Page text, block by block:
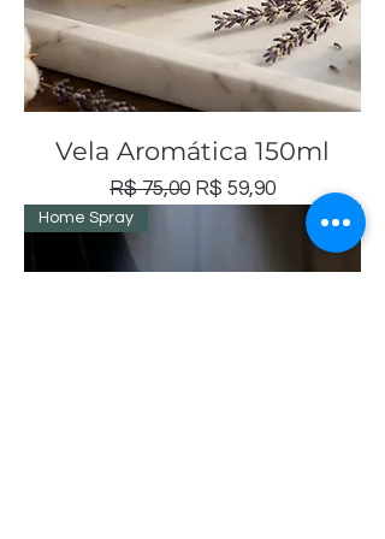
Vela Aromática 150ml
Preço normal
R$ 75,00 Preço promocional
R$ 59,90
Home Spray